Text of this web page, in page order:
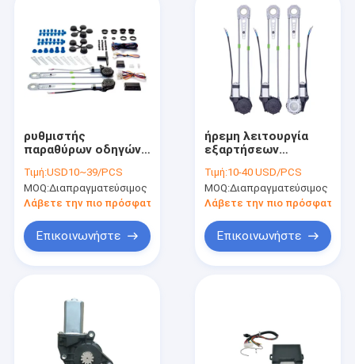
Προϊόντα
Περίπου εμείς
ρυθμιστής
παραθύρων οδηγών
μηχανών παραθύρων
δύναμης 12V 3mA για
τα φορτηγά
Τιμή:USD10~39/PCS
MOQ:Διαπραγματεύσιμος
Λάβετε την πιο πρόσφατη τιμή
Επικοινωνήστε
ήρεμη λειτουργία
εξαρτήσεων
παραθύρων
ΣΥΝΕΧΟΎΣ
ηλεκτρικής δύναμης
Τιμή:10-40 USD/PCS
MOQ:Διαπραγματεύσιμος
Λάβετε την πιο πρόσφατη
Επικοινωνήστε